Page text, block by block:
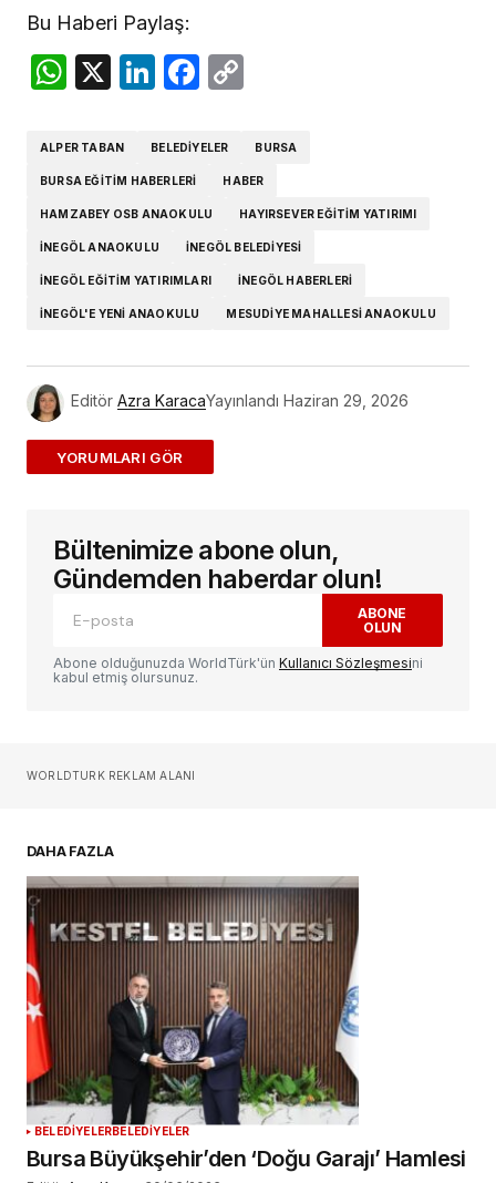
Bu Haberi Paylaş:
WhatsApp
X LinkedIn
Facebook
ALPER TABAN BELEDIYELER BURSA
BURSA EĞITIM HABERLERI HABER
HAMZABEY OSB ANAOKULU HAYIRSEVER EĞITIM YATIRIMI
İNEGÖL ANAOKULU INEGÖL BELEDIYESI
İNEGÖL EĞITIM YATIRIMLARI İNEGÖL HABERLERI
İNEGÖL'E YENI ANAOKULU MESUDIYE MAHALLESI ANAOKULU
Editör Azra KaracaYayınlandı Haziran 29, 2026
ADD A COMMENT
E-posta adresiniz yayınlanmayacak.
alanlar*ile işaretlenmişlerdir
Yorum
Sizin adınız*
Daha sonraki yorumlarımda kullanılması için
adım, e-posta adresim ve site adresim bu
tarayıcıya kaydedilsin.
YORUM GÖNDER
Bültenimize abone olun,
Gündemden haberdar olun!
ABONE
OLUN
Abone olduğunuzda WorldTürk'ün Kullanıcı Sözleşmesini
kabul etmiş olursunuz.
WORLDTURK REKLAM ALANI
DAHA FAZLA
BELEDİYELERBELEDİYELER
Bursa Büyükşehir’den ‘Doğu Garajı’ Hamlesi